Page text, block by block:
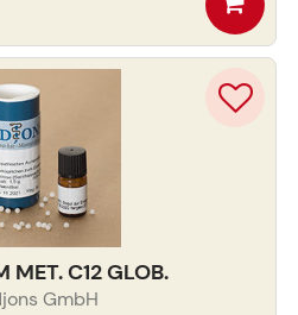
MET. C12 GLOB.
GmbH